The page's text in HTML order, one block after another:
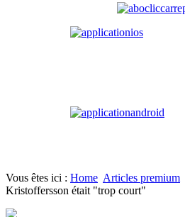
Vous êtes ici : Home Articles premium
Kristoffersson était "trop court"